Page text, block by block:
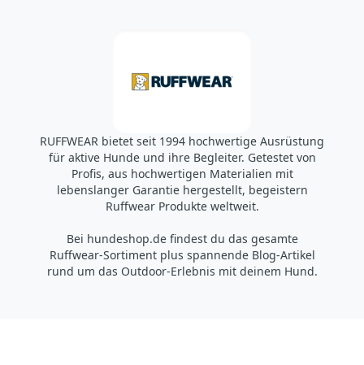
https://www.accapigroup.com/de
info@accapigroup.com
RUFFWEAR bietet seit 1994 hochwertige Ausrüstung
für aktive Hunde und ihre Begleiter. Getestet von
Profis, aus hochwertigen Materialien mit
lebenslanger Garantie hergestellt, begeistern
Ruffwear Produkte weltweit.
Bei hundeshop.de findest du das gesamte
Ruffwear-Sortiment plus spannende Blog-Artikel
rund um das Outdoor-Erlebnis mit deinem Hund.